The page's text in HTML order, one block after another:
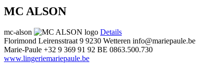
MC ALSON
mc-alson
Details
Florimond Leirensstraat 9 9230 Wetteren info@mariepaule.be
Marie-Paule +32 9 369 91 92 BE 0863.500.730
www.lingeriemariepaule.be